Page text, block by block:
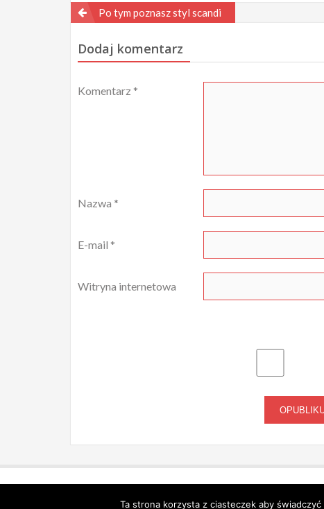
Nawigacja
wpisu
Po tym poznasz styl scandi
Dodaj komentarz
Komentarz *
Nazwa *
E-mail *
Witryna internetowa
Ta strona korzysta z ciasteczek aby